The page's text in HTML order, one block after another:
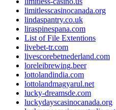
limitlesscasinocanada.org
lindaspantry.co.uk
liraspinespana.com
List of File Extentions
livebet-tr.com
livescorebetnederland.com
loreleibrewing.beer
lottolandindia.com
lottolandmagyarul.net
lucky-dreamsde.com
luckydayscasinocanada.org